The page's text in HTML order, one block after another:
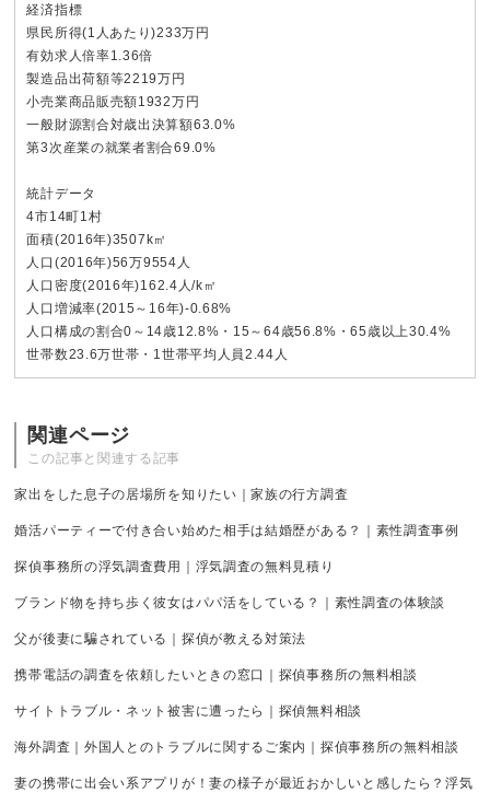
経済指標
県民所得(1人あたり)233万円
有効求人倍率1.36倍
製造品出荷額等2219万円
小売業商品販売額1932万円
一般財源割合対歳出決算額63.0%
第3次産業の就業者割合69.0%
統計データ
4市14町1村
面積(2016年)3507k㎡
人口(2016年)56万9554人
人口密度(2016年)162.4人/k㎡
人口増減率(2015～16年)-0.68%
人口構成の割合0～14歳12.8%・15～64歳56.8%・65歳以上30.4%
世帯数23.6万世帯・1世帯平均人員2.44人
関連ページ
この記事と関連する記事
家出をした息子の居場所を知りたい｜家族の行方調査
婚活パーティーで付き合い始めた相手は結婚歴がある？｜素性調査事例
探偵事務所の浮気調査費用｜浮気調査の無料見積り
ブランド物を持ち歩く彼女はパパ活をしている？｜素性調査の体験談
父が後妻に騙されている｜探偵が教える対策法
携帯電話の調査を依頼したいときの窓口｜探偵事務所の無料相談
サイトトラブル・ネット被害に遭ったら｜探偵無料相談
海外調査｜外国人とのトラブルに関するご案内｜探偵事務所の無料相談
妻の携帯に出会い系アプリが！妻の様子が最近おかしいと感したら？浮気